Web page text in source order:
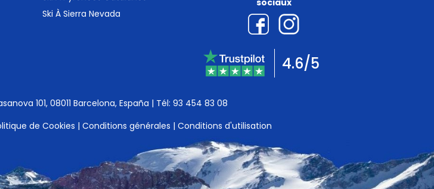
Ski À Sierra Nevada
4.6/5
101, 08011 Barcelona, España | Tél: 93 454 83 08
de Cookies | Conditions générales | Conditions d'utilisation